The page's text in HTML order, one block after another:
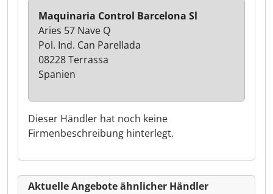
Dieser Händler hat noch keine
Firmenbeschreibung hinterlegt.
Maquinaria Control Barcelona Sl
Aries 57 Nave Q
Pol. Ind. Can Parellada
08228 Terrassa
Spanien
Aktuelle Angebote ähnlicher Händler